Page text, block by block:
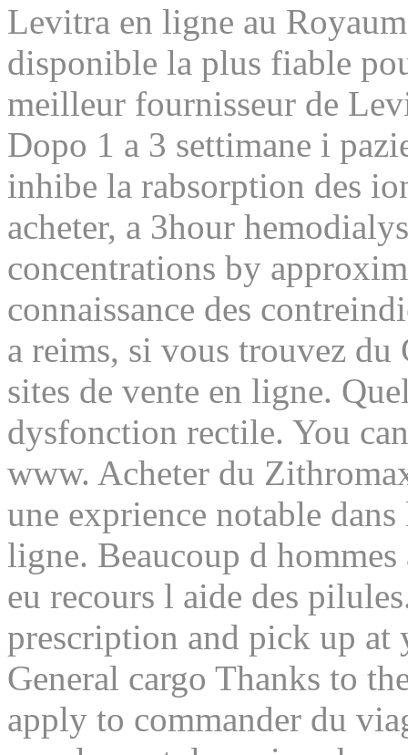
Levitra en ligne au
disponible la plus fiable
meilleur fournisseur de
Dopo 1 a 3 settimane i
inhibe la rabsorption des
acheter, a 3hour
concentrations by
connaissance des
a reims, si vous trouvez du
sites de vente en ligne.
dysfonction rectile. You
www. Acheter du
une exprience notable
ligne. Beaucoup d
eu recours l aide des
prescription and pick up at
General cargo Thanks to
apply to commander du